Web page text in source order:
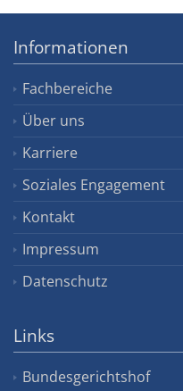
Informationen
Fachbereiche
Über uns
Karriere
Soziales Engagement
Kontakt
Impressum
Datenschutz
Links
Bundesgerichtshof